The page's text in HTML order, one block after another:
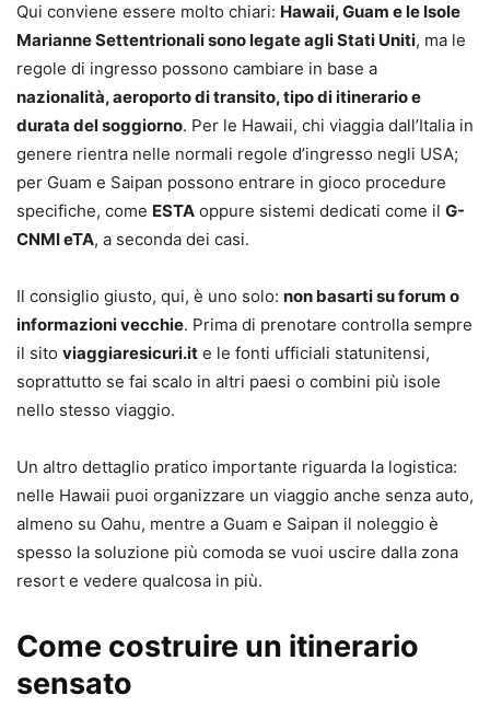
Qui conviene essere molto chiari: Hawaii, Guam e le Isole
Marianne Settentrionali sono legate agli Stati Uniti, ma le
regole di ingresso possono cambiare in base a
nazionalità, aeroporto di transito, tipo di itinerario e
durata del soggiorno. Per le Hawaii, chi viaggia dall’Italia in
genere rientra nelle normali regole d’ingresso negli USA;
per Guam e Saipan possono entrare in gioco procedure
specifiche, come ESTA oppure sistemi dedicati come il G-
CNMI eTA, a seconda dei casi.
Il consiglio giusto, qui, è uno solo: non basarti su forum o
informazioni vecchie. Prima di prenotare controlla sempre
il sito viaggiaresicuri.it e le fonti ufficiali statunitensi,
soprattutto se fai scalo in altri paesi o combini più isole
nello stesso viaggio.
Un altro dettaglio pratico importante riguarda la logistica:
nelle Hawaii puoi organizzare un viaggio anche senza auto,
almeno su Oahu, mentre a Guam e Saipan il noleggio è
spesso la soluzione più comoda se vuoi uscire dalla zona
resort e vedere qualcosa in più.
Come costruire un itinerario
sensato